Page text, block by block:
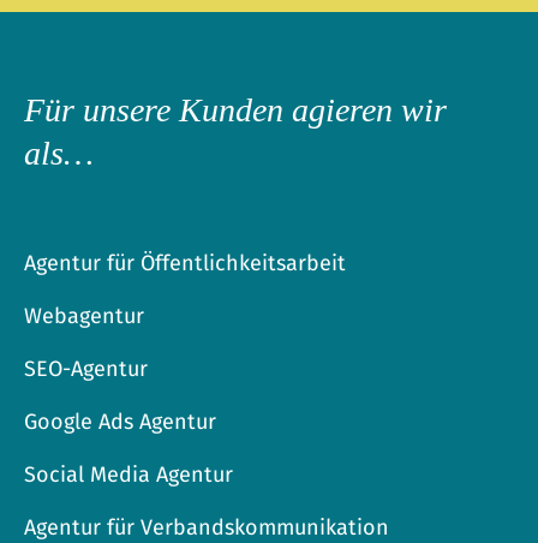
Für unsere Kunden agieren wir
als…
Agentur für Öffentlichkeitsarbeit
Webagentur
SEO-Agentur
Google Ads Agentur
Social Media Agentur
Agentur für Verbandskommunikation